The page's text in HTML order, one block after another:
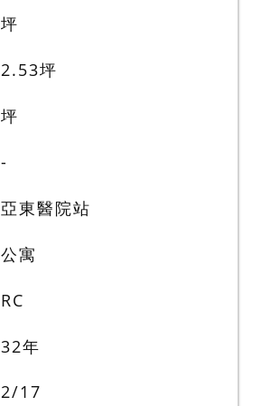
坪
2.53坪
坪
-
亞東醫院站
公寓
RC
32年
2/17